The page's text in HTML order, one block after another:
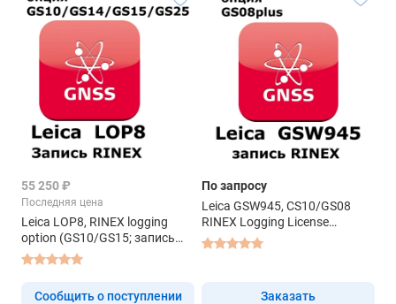
55 250 ₽
Последняя цена
Leica LOP8, RINEX logging
option (GS10/GS15; запись
RINEX) - право на
использование ПО
Сообщить о поступлении
По запросу
Leica GSW945, CS10/GS08
RINEX Logging License
(CS10/GS08; запись RINEX) -
право на использование ПО
Заказать